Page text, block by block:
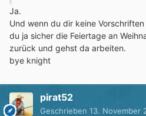
Ja.
Und wenn du dir keine
du ja sicher die Feiertage an
zurück und gehst da arbeiten.
bye knight
pirat52
Geschrieben 13. November